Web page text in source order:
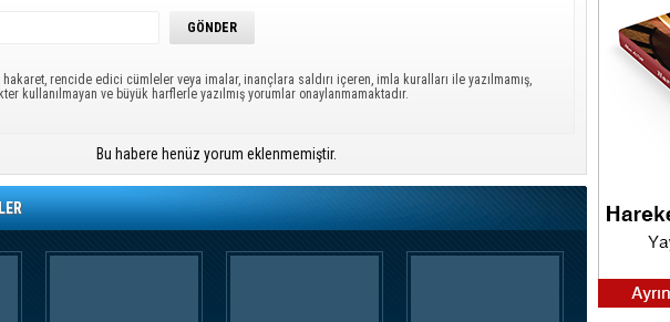
hakaret, rencide edici cümleler veya imalar, inançlara saldırı içeren, imla kuralları ile yazılmamış,
kullanılmayan ve büyük harflerle yazılmış yorumlar onaylanmamaktadır.
Bu habere henüz yorum eklenmemiştir.